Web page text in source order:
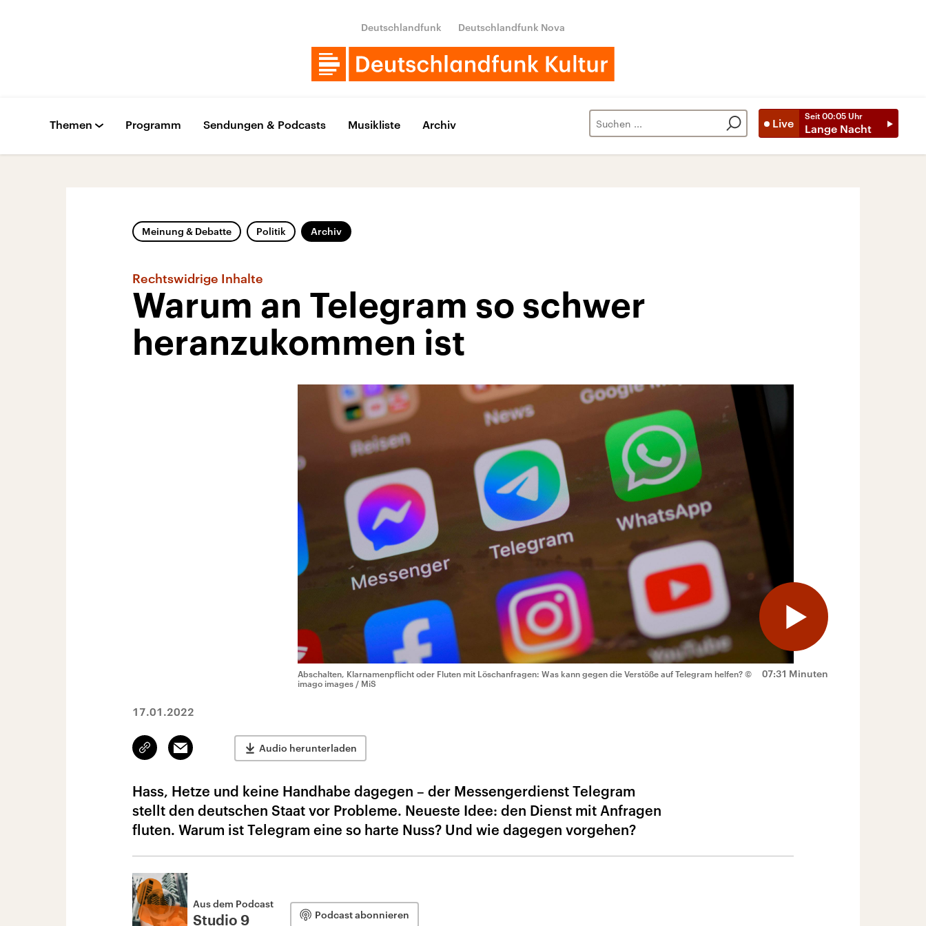
Deutschlandfunk Deutschlandfunk Nova
Live
Seit 00:05 Uhr
Lange Nacht
Themen Programm Sendungen & Podcasts Musikliste Archiv
Meinung & Debatte Politik Archiv
Rechtswidrige Inhalte
Warum an Telegram so schwer
heranzukommen ist
07:31 Minuten
Abschalten, Klarnamenpflicht oder Fluten mit Löschanfragen: Was kann gegen die Verstöße auf Telegram helfen? ©
imago images / MiS
17.01.2022
Link
kopieren/teilen
Email Audio herunterladen
Hass, Hetze und keine Handhabe dagegen – der Messengerdienst Telegram
stellt den deutschen Staat vor Probleme. Neueste Idee: den Dienst mit Anfragen
fluten. Warum ist Telegram eine so harte Nuss? Und wie dagegen vorgehen?
Aus dem Podcast
Studio 9 Podcast abonnieren